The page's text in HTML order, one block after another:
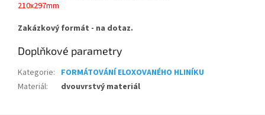
210x297mm
Zakázkový formát - na dotaz.
Doplňkové parametry
Kategorie: FORMÁTOVÁNÍ ELOXOVANÉHO HLINÍKU
Materiál: dvouvrstvý materiál